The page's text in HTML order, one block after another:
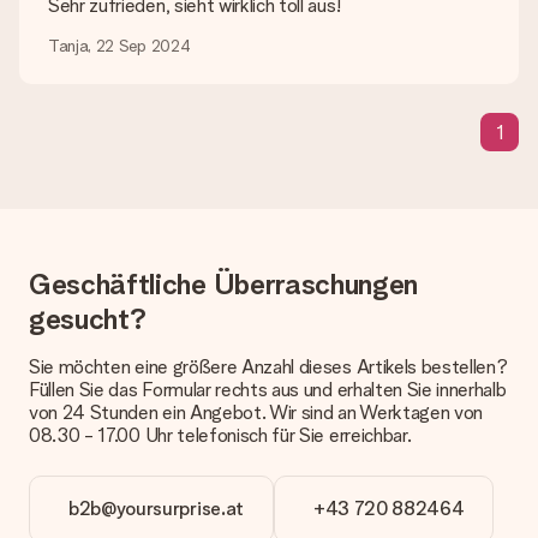
weitergeholfen!
Wie füge ich eine Geschenkkarte hinzu? Was genau ist
Karte mitschicken möchtest. Auf diese Karte kannst du eine
Derzeit bieten wir (noch) keinen Einpackservice. Aber unsere
Geschenke werden in einer fröhlichen Versandverpackung
geliefert. Somit ist dein Geschenk automatisch zum
Verschenken bereit oder kann sofort an den Empfänger
geschickt werden.
Lieferzeit, Lieferoptionen und Versandkosten
Bedauerlicherweise ist es momentan (noch) nicht möglich, das
Geschenk zu einem Wunschtermin liefern zu lassen.
Sehr zufrieden, sieht wirklich toll aus!
Tanja, 22 Sep 2024
1
Geschäftliche Überraschungen
gesucht?
Sie möchten eine größere Anzahl dieses Artikels bestellen?
Füllen Sie das Formular rechts aus und erhalten Sie innerhalb
von 24 Stunden ein Angebot. Wir sind an Werktagen von
08.30 - 17.00 Uhr telefonisch für Sie erreichbar.
b2b@yoursurprise.at +43 720 882464